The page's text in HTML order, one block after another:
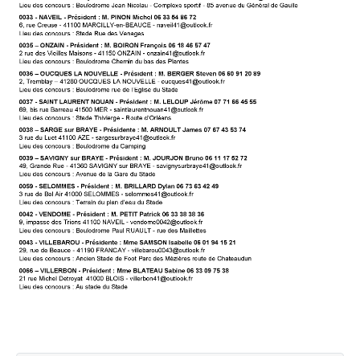
Agenda Concours Vétérans
Régionaux & Championnats de France
Résultats & Classement Division 4 B
Résultats & Classement Division 5 A
Championnat Triplettes Mixtes
Championnat Triplettes Vétérans
Palmarès Comité du Loir & Cher
Championnat Individuel Féminin
Championnat Individuel Masculin